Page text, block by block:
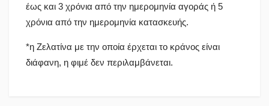
έως και 3 χρόνια από την ημερομηνία αγοράς ή 5
χρόνια από την ημερομηνία κατασκευής.
*η Ζελατίνα με την οποία έρχεται το κράνος είναι
διάφανη, η φιμέ δεν περιλαμβάνεται.